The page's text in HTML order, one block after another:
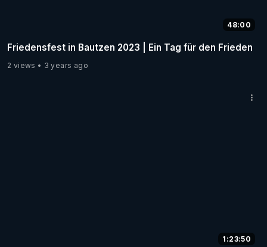
48:00
Friedensfest in Bautzen 2023 | Ein Tag für den Frieden
2 views 3 years ago
1:23:50